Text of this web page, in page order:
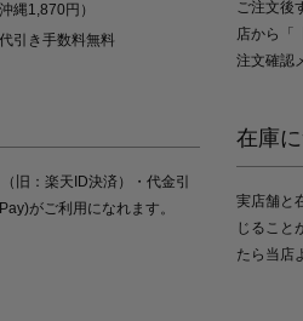
縄1,870円）
引き手数料無料
旧：楽天ID決済）・代金引
がご利用になれます。
ご注文後
店から「
注文確認
在庫
実店舗と
じること
たら当店